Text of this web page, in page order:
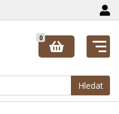
Hledat
0